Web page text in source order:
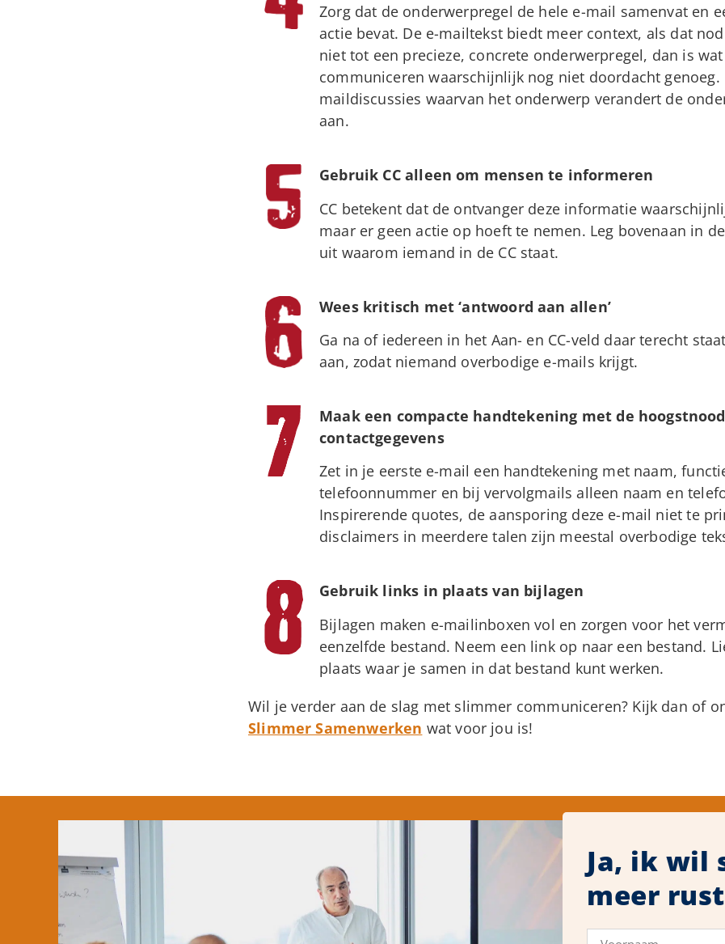
Zorg dat de onderwerpregel de hele e-mail samenvat en
actie bevat. De e-mailtekst biedt meer context, als dat
niet tot een precieze, concrete onderwerpregel, dan is
communiceren waarschijnlijk nog niet doordacht genoeg.
maildiscussies waarvan het onderwerp verandert de
aan.
Gebruik CC alleen om mensen te informeren
CC betekent dat de ontvanger deze informatie
maar er geen actie op hoeft te nemen. Leg bovenaan in
uit waarom iemand in de CC staat.
Wees kritisch met ‘antwoord aan allen’
Ga na of iedereen in het Aan- en CC-veld daar terecht
aan, zodat niemand overbodige e-mails krijgt.
Maak een compacte handtekening met de
contactgegevens
Zet in je eerste e-mail een handtekening met naam,
telefoonnummer en bij vervolgmails alleen naam en
Inspirerende quotes, de aansporing deze e-mail niet te
disclaimers in meerdere talen zijn meestal overbodige
Gebruik links in plaats van bijlagen
Bijlagen maken e-mailinboxen vol en zorgen voor het
eenzelfde bestand. Neem een link op naar een bestand.
plaats waar je samen in dat bestand kunt werken.
Wil je verder aan de slag met slimmer communiceren? Kijk dan of
Slimmer Samenwerken wat voor jou is!
Ja, ik wil
meer